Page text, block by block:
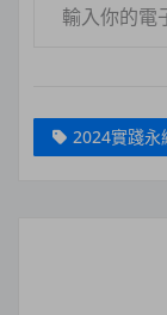
2024實踐永